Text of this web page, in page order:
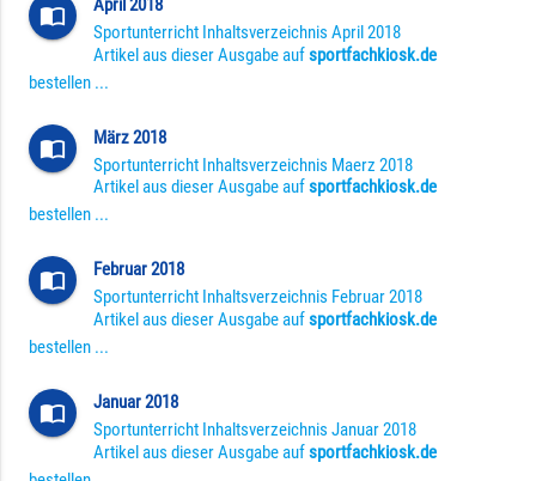
import_contacts
April 2018
Sportunterricht Inhaltsverzeichnis April 2018
Artikel aus dieser Ausgabe aufsportfachkiosk.de
bestellen ...
import_contacts
März 2018
Sportunterricht Inhaltsverzeichnis Maerz 2018
Artikel aus dieser Ausgabe aufsportfachkiosk.de
bestellen ...
import_contacts
Februar 2018
Sportunterricht Inhaltsverzeichnis Februar 2018
Artikel aus dieser Ausgabe aufsportfachkiosk.de
bestellen ...
import_contacts
Januar 2018
Sportunterricht Inhaltsverzeichnis Januar 2018
Artikel aus dieser Ausgabe aufsportfachkiosk.de